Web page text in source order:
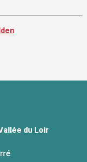
du Loir